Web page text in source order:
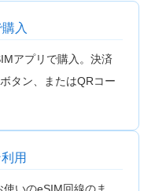
入
アプリで購入。決済
タン、またはQRコー
用
使いのeSIM回線のま